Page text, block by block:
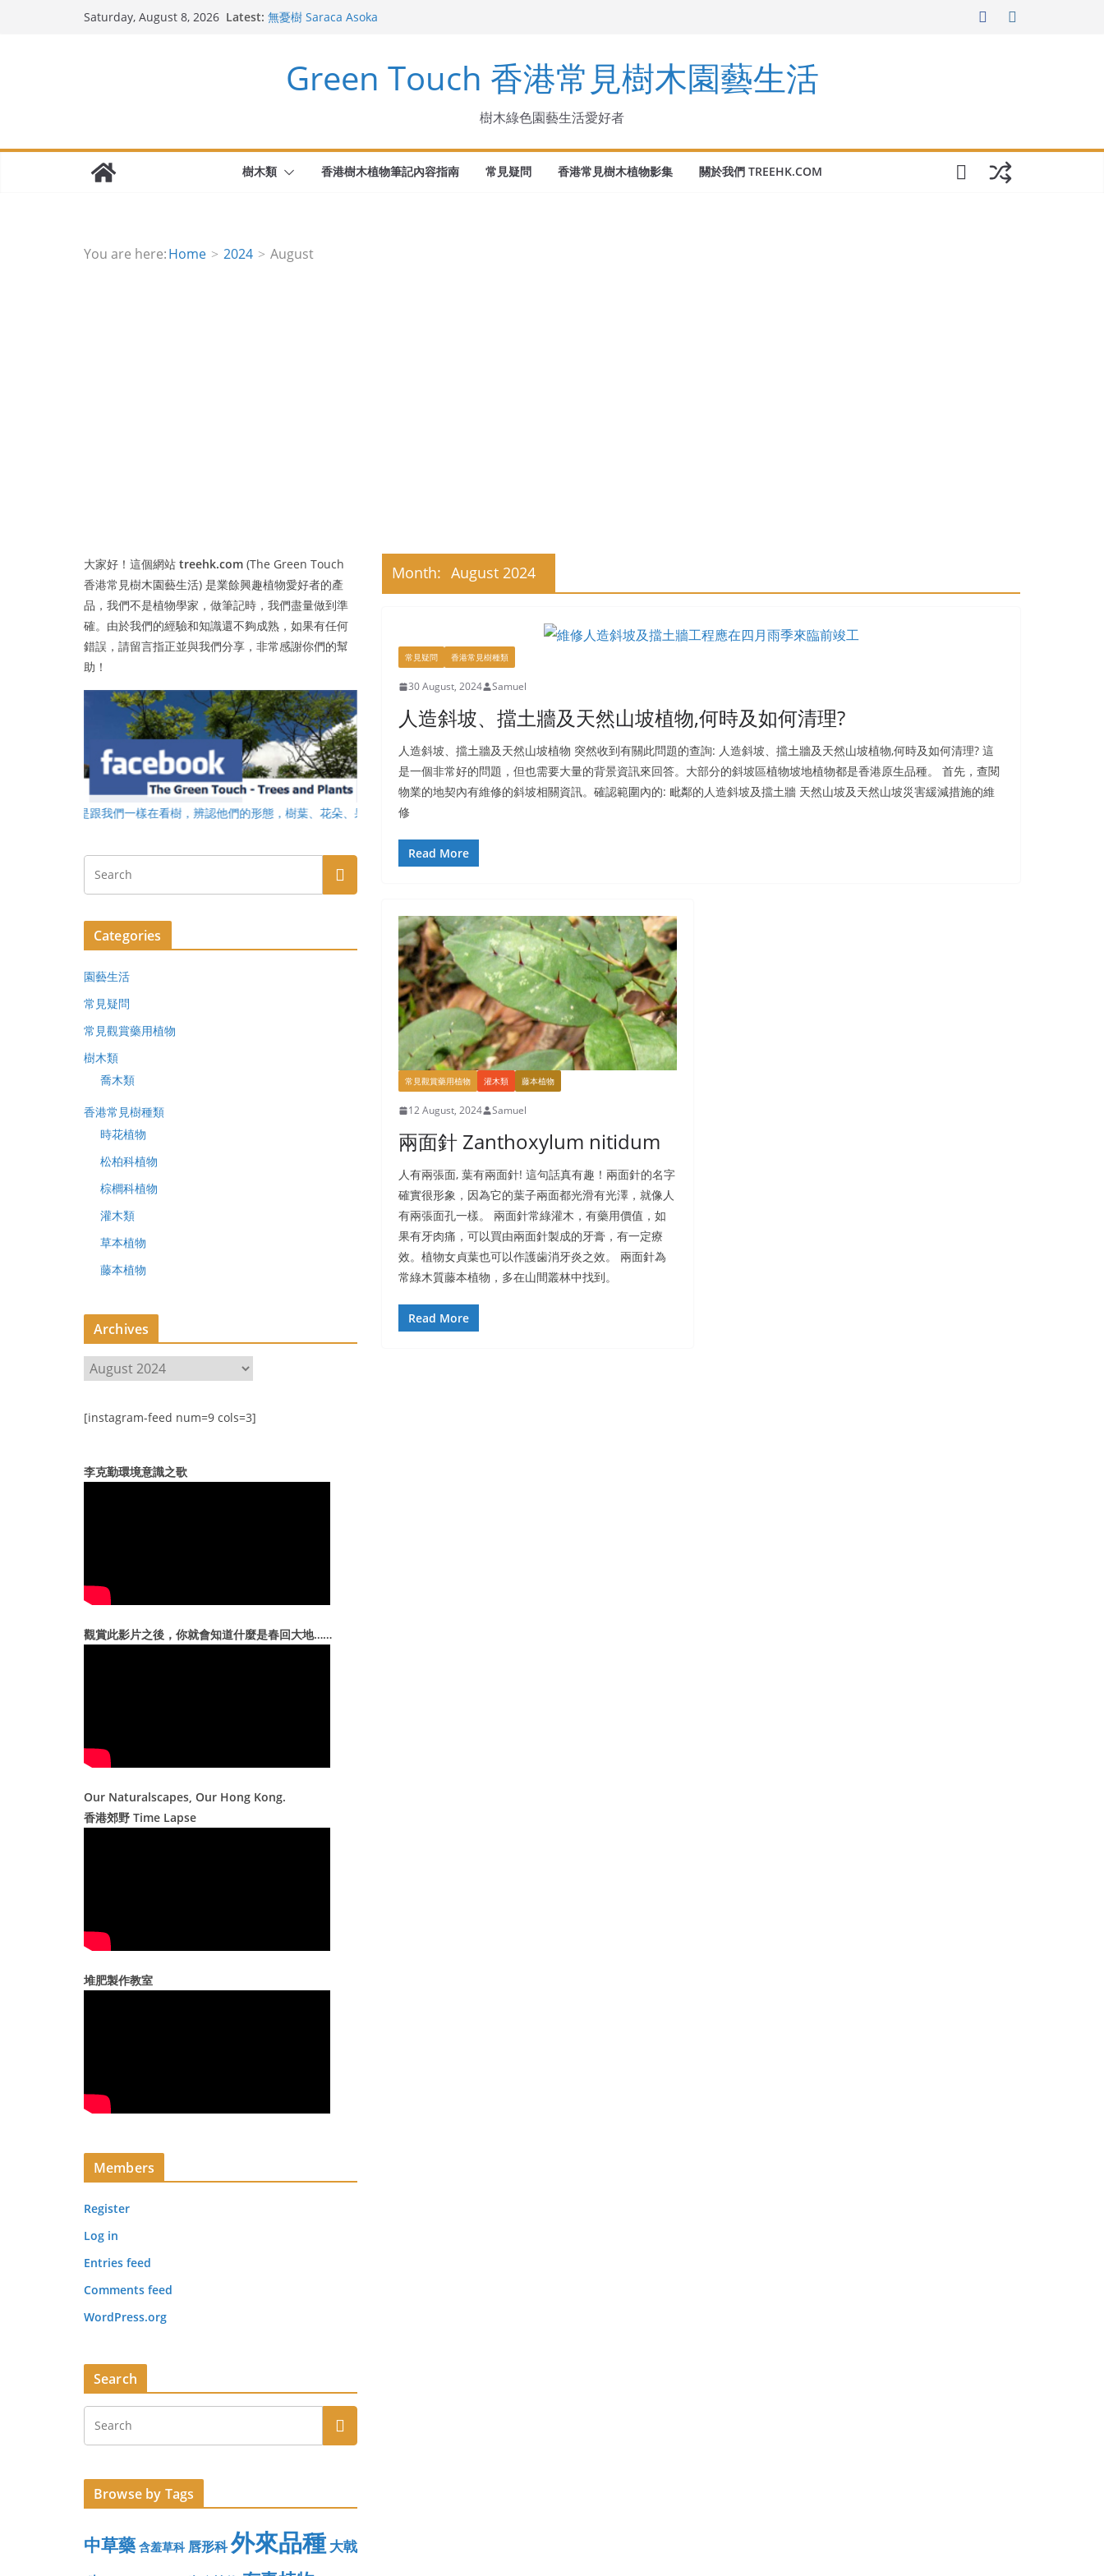
Saturday, August 8, 2026 Latest: 無憂樹 Saraca Asoka
迷迭香 Salvia rosmarinus
千里光 Senecio scandens Buch.-Ham. ex D. Don
Green Touch 香港常見樹木園藝生活
樹木綠色園藝生活愛好者
樹木類 香港樹木植物筆記內容指南 常見疑問 香港常見樹木植物影集 關於我們 TREEHK.COM
You are here:Home 2024 August
Month: August 2024
常見疑問 香港常見樹種類
30 August, 2024 Samuel
人造斜坡、擋土牆及天然山坡植物,何時及如何清理?
人造斜坡、擋土牆及天然山坡植物 突然收到有關此問題的查詢: 人造斜坡、擋土牆及天然山坡植物,何時及如何清理? 這
是一個非常好的問題，但也需要大量的背景資訊來回答。大部分的斜坡區植物坡地植物都是香港原生品種。 首先，查閱
物業的地契內有維修的斜坡相關資訊。確認範圍內的: 毗鄰的人造斜坡及擋土牆 天然山坡及天然山坡災害緩減措施的維
修
Read More
常見觀賞藥用植物 灌木類 藤本植物
12 August, 2024 Samuel
兩面針 Zanthoxylum nitidum
人有兩張面, 葉有兩面針! 這句話真有趣！兩面針的名字
確實很形象，因為它的葉子兩面都光滑有光澤，就像人
有兩張面孔一樣。 兩面針常綠灌木，有藥用價值，如
果有牙肉痛，可以買由兩面針製成的牙膏，有一定療
效。植物女貞葉也可以作護歯消牙炎之效。 兩面針為
常綠木質藤本植物，多在山間叢林中找到。
Read More
大家好！這個網站 treehk.com (The Green Touch
香港常見樹木園藝生活) 是業餘興趣植物愛好者的產
品，我們不是植物學家，做筆記時，我們盡量做到準
確。由於我們的經驗和知識還不夠成熟，如果有任何
錯誤，請留言指正並與我們分享，非常感謝你們的幫
助！
可能是跟我們一樣在看樹，辨認他們的形態，樹葉、花朵、果實。有興趣加入我們一起看看香港常見樹木嗎？或分享您的照片、經驗在我們的 facebook 上？
Categories
園藝生活
常見疑問
常見觀賞藥用植物
樹木類
喬木類
香港常見樹種類
時花植物
松柏科植物
棕櫚科植物
灌木類
草本植物
藤本植物
Archives
h
v
[instagram-feed num=9 cols=3]
李克勤環境意識之歌
觀賞此影片之後，你就會知道什麼是春回大地……
Our Naturalscapes, Our Hong Kong.
香港郊野 Time Lapse
堆肥製作教室
Members
Register
Log in
Entries feed
Comments feed
WordPress.org
Search
Browse by Tags
中草藥 含羞草科 唇形科外來品種 大戟